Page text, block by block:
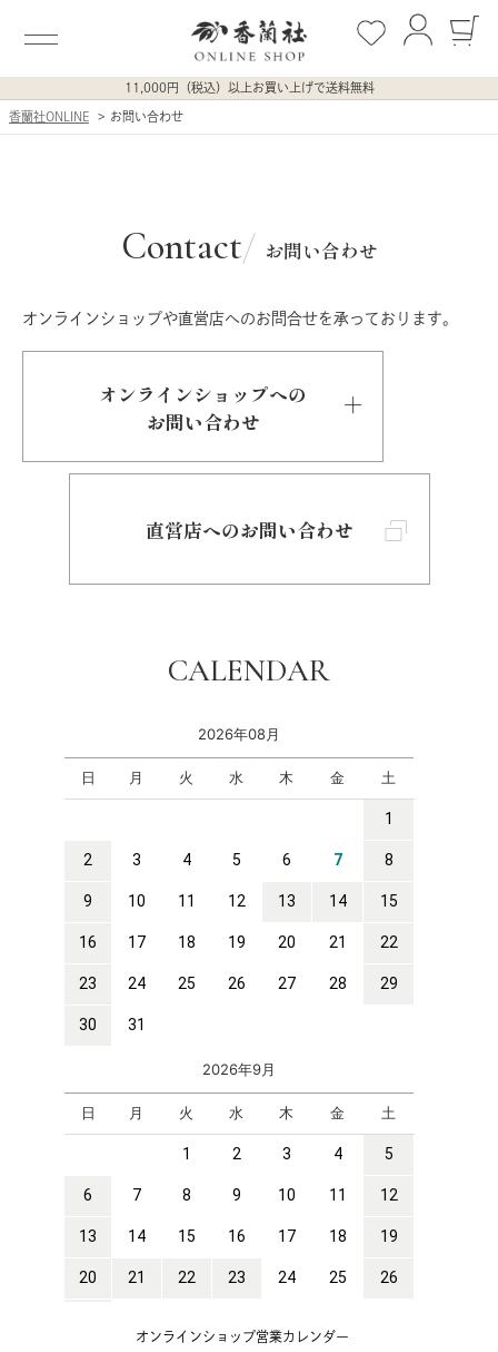
11,000円（税込）以上お買い上げで送料無料
香蘭社ONLINE お問い合わせ
Contact お問い合わせ
オンラインショップや直営店へのお問合せを承っております。
オンラインショップへの
お問い合わせ
直営店へのお問い合わせ
CALENDAR
オンラインショップ営業カレンダー